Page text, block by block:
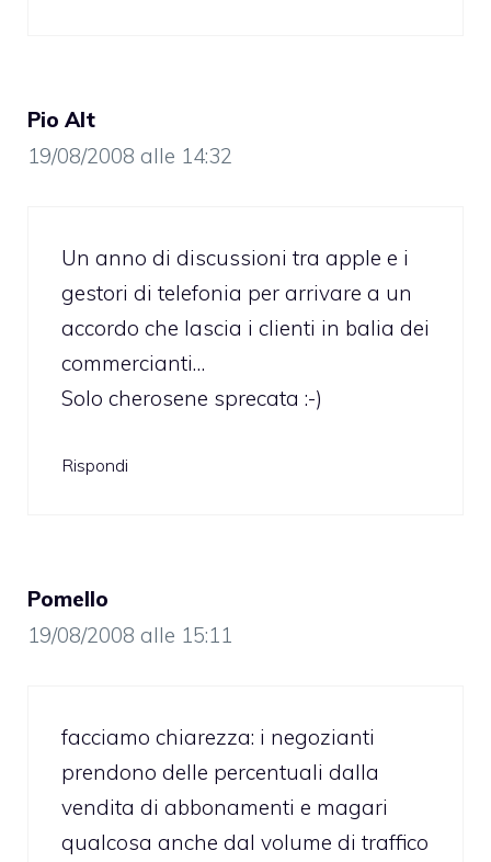
Pio Alt
19/08/2008 alle 14:32
Un anno di discussioni tra apple e i
gestori di telefonia per arrivare a un
accordo che lascia i clienti in balia dei
commercianti…
Solo cherosene sprecata :-)
Rispondi
Pomello
19/08/2008 alle 15:11
facciamo chiarezza: i negozianti
prendono delle percentuali dalla
vendita di abbonamenti e magari
qualcosa anche dal volume di traffico